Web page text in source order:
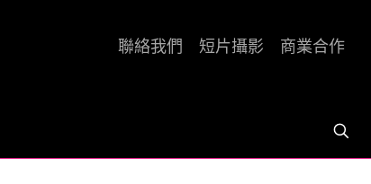
聯絡我們 短片攝影 商業合作